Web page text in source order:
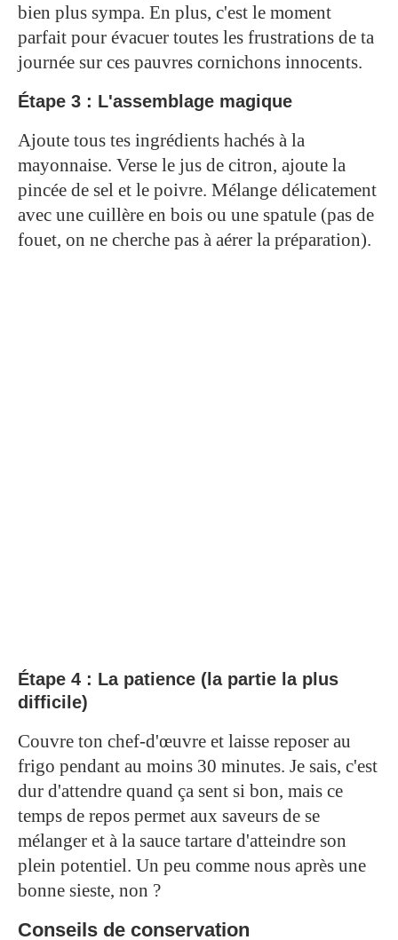
bien plus sympa. En plus, c'est le moment
parfait pour évacuer toutes les frustrations de ta
journée sur ces pauvres cornichons innocents.
Étape 3 : L'assemblage magique
Ajoute tous tes ingrédients hachés à la
mayonnaise. Verse le jus de citron, ajoute la
pincée de sel et le poivre. Mélange délicatement
avec une cuillère en bois ou une spatule (pas de
fouet, on ne cherche pas à aérer la préparation).
Étape 4 : La patience (la partie la plus
difficile)
Couvre ton chef-d'œuvre et laisse reposer au
frigo pendant au moins 30 minutes. Je sais, c'est
dur d'attendre quand ça sent si bon, mais ce
temps de repos permet aux saveurs de se
mélanger et à la sauce tartare d'atteindre son
plein potentiel. Un peu comme nous après une
bonne sieste, non ?
Conseils de conservation